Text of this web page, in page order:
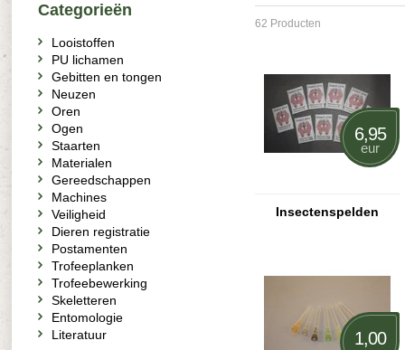
62 Producten
6,95
eur
Insectenspelden
1,00
Categorieën
Looistoffen
PU lichamen
Gebitten en tongen
Neuzen
Oren
Ogen
Staarten
Materialen
Gereedschappen
Machines
Veiligheid
Dieren registratie
Postamenten
Trofeeplanken
Trofeebewerking
Skeletteren
Entomologie
Literatuur